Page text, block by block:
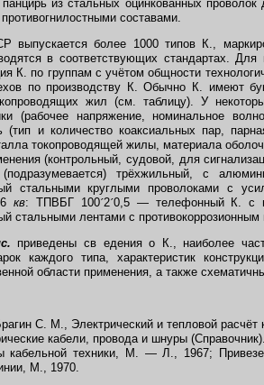
панцирь из стальных оцинкованных
составами.
более 1000 типов К.,
в соответствующих стандартах. Для
К. по группам с учётом общности
по производству К. Обычно К. имеют
жил (см. таблицу). У
(рабочее напряжение, номинальное
(тип и количество коаксиальных пар,
токопроводящей жилы, материала
(контрольный, судовой, для
трёхжильный, с
стальными круглыми проволоками с
кв: ТПВБГ 100´2´0,5 — телефонный К. с
стальными лентами с
приведены св едения о К., наиболее
каждого типа, характеристик
области применения, а также
С. М., Электрический и тепловой
кабели, провода и шнуры
кабельной техники, М. — Л., 1967;
М., 1970.